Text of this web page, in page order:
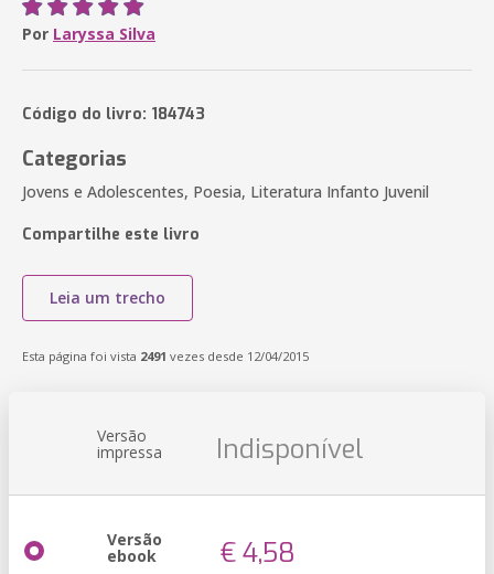
Por Laryssa Silva
Código do livro: 184743
Categorias
Jovens e Adolescentes, Poesia, Literatura Infanto Juvenil
Compartilhe este livro
Leia um trecho
Esta página foi vista 2491 vezes desde 12/04/2015
Versão
impressa Indisponível
Versão
ebook € 4,58